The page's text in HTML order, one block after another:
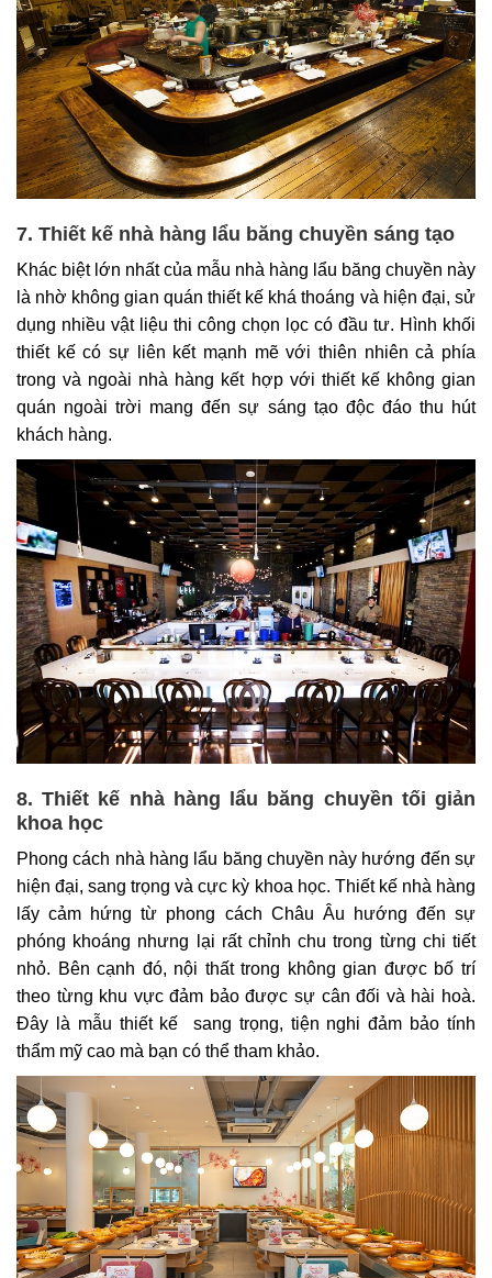
7. Thiết kế nhà hàng lẩu băng chuyền sáng tạo
Khác biệt lớn nhất của mẫu nhà hàng lẩu băng chuyền này
là nhờ không gian quán thiết kế khá thoáng và hiện đại, sử
dụng nhiều vật liệu thi công chọn lọc có đầu tư. Hình khối
thiết kế có sự liên kết mạnh mẽ với thiên nhiên cả phía
trong và ngoài nhà hàng kết hợp với thiết kế không gian
quán ngoài trời mang đến sự sáng tạo độc đáo thu hút
khách hàng.
8. Thiết kế nhà hàng lẩu băng chuyền tối giản
khoa học
Phong cách nhà hàng lẩu băng chuyền này hướng đến sự
hiện đại, sang trọng và cực kỳ khoa học. Thiết kế nhà hàng
lấy cảm hứng từ phong cách Châu Âu hướng đến sự
phóng khoáng nhưng lại rất chỉnh chu trong từng chi tiết
nhỏ. Bên cạnh đó, nội thất trong không gian được bố trí
theo từng khu vực đảm bảo được sự cân đối và hài hoà.
Đây là mẫu thiết kế sang trọng, tiện nghi đảm bảo tính
thẩm mỹ cao mà bạn có thể tham khảo.